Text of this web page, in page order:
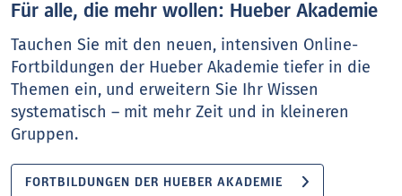
Für alle, die mehr wollen: Hueber Akademie
Tauchen Sie mit den neuen, intensiven Online-
Fortbildungen der Hueber Akademie tiefer in die
Themen ein, und erweitern Sie Ihr Wissen
systematisch – mit mehr Zeit und in kleineren
Gruppen.
FORTBILDUNGEN DER HUEBER AKADEMIE